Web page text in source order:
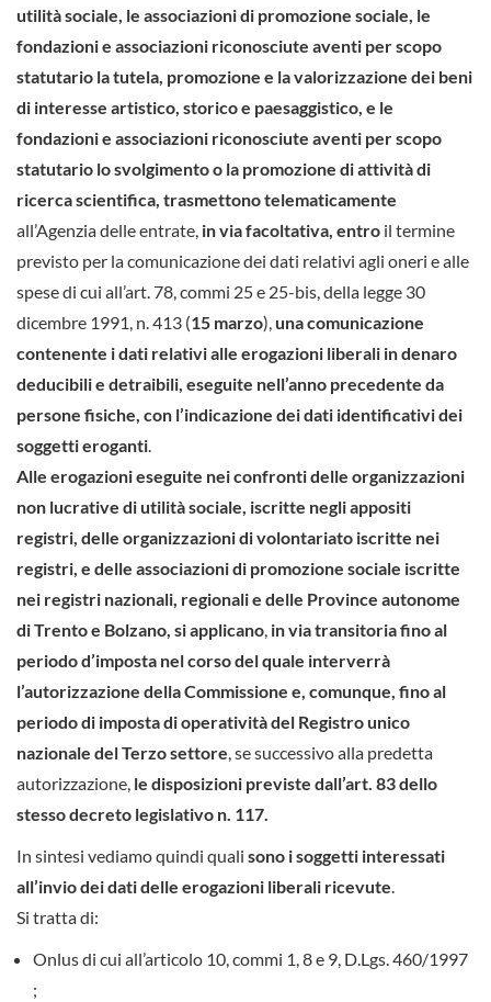
utilità sociale, le associazioni di promozione sociale, le
fondazioni e associazioni riconosciute aventi per scopo
statutario la tutela, promozione e la valorizzazione dei beni
di interesse artistico, storico e paesaggistico, e le
fondazioni e associazioni riconosciute aventi per scopo
statutario lo svolgimento o la promozione di attività di
ricerca scientifica, trasmettono telematicamente
all’Agenzia delle entrate, in via facoltativa, entro il termine
previsto per la comunicazione dei dati relativi agli oneri e alle
spese di cui all’art. 78, commi 25 e 25-bis, della legge 30
dicembre 1991, n. 413 (15 marzo), una comunicazione
contenente i dati relativi alle erogazioni liberali in denaro
deducibili e detraibili, eseguite nell’anno precedente da
persone fisiche, con l’indicazione dei dati identificativi dei
soggetti eroganti.
Alle erogazioni eseguite nei confronti delle organizzazioni
non lucrative di utilità sociale, iscritte negli appositi
registri, delle organizzazioni di volontariato iscritte nei
registri, e delle associazioni di promozione sociale iscritte
nei registri nazionali, regionali e delle Province autonome
di Trento e Bolzano, si applicano, in via transitoria fino al
periodo d’imposta nel corso del quale interverrà
l’autorizzazione della Commissione e, comunque, fino al
periodo di imposta di operatività del Registro unico
nazionale del Terzo settore, se successivo alla predetta
autorizzazione, le disposizioni previste dall’art. 83 dello
stesso decreto legislativo n. 117.
In sintesi vediamo quindi quali sono i soggetti interessati
all’invio dei dati delle erogazioni liberali ricevute.
Si tratta di:
Onlus di cui all’articolo 10, commi 1, 8 e 9, D.Lgs. 460/1997
;